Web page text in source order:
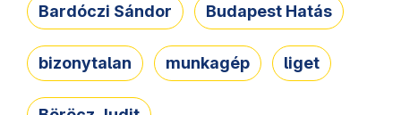
Bardóczi Sándor Budapest Hatás
bizonytalan munkagép liget